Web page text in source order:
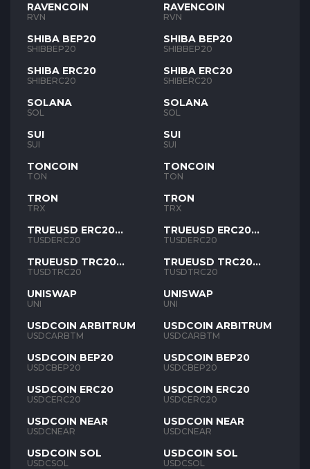
RAVENCOIN
RVN
SHIBA BEP20
SHIBBEP20
SHIBA ERC20
SHIBERC20
SOLANA
SOL
SUI
SUI
TONCOIN
TON
TRON
TRX
TRUEUSD ERC20
TUSD
TUSDERC20
TRUEUSD TRC20
TUSD
TUSDTRC20
UNISWAP
UNI
USDCOIN ARBITRUM
USDCARBTM
USDCOIN BEP20
USDCBEP20
USDCOIN ERC20
USDCERC20
USDCOIN NEAR
USDCNEAR
USDCOIN SOL
USDCSOL
RAVENCOIN
RVN
SHIBA BEP20
SHIBBEP20
SHIBA ERC20
SHIBERC20
SOLANA
SOL
SUI
SUI
TONCOIN
TON
TRON
TRX
TRUEUSD ERC20
TUSD
TUSDERC20
TRUEUSD TRC20
TUSD
TUSDTRC20
UNISWAP
UNI
USDCOIN ARBITRUM
USDCARBTM
USDCOIN BEP20
USDCBEP20
USDCOIN ERC20
USDCERC20
USDCOIN NEAR
USDCNEAR
USDCOIN SOL
USDCSOL